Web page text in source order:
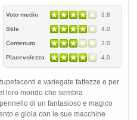
Voto medio 3.8
Stile 4.0
Contenuto 3.0
Piacevolezza 4.0
e variegate fattezze e per
loro mondo che sembra
di un fantasioso e magico
e gioia con le sue macchine